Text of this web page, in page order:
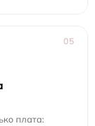
05
плата: